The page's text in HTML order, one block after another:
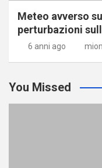
Meteo avverso
perturbazioni
6 anni ago
You Missed